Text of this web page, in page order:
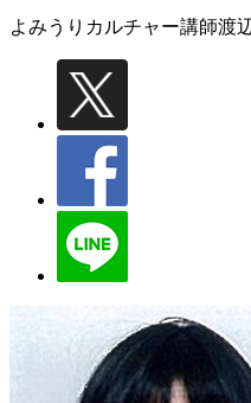
よみうりカルチャー講師渡